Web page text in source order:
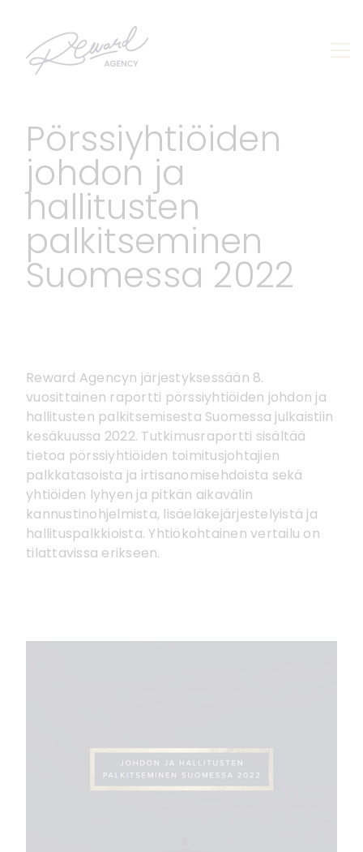
content
Pörssiyhtiöiden
johdon ja
hallitusten
palkitseminen
Suomessa 2022
Reward Agencyn järjestyksessään 8.
vuosittainen raportti pörssiyhtiöiden johdon ja
hallitusten palkitsemisesta Suomessa julkaistiin
kesäkuussa 2022. Tutkimusraportti sisältää
tietoa pörssiyhtiöiden toimitusjohtajien
palkkatasoista ja irtisanomisehdoista sekä
yhtiöiden lyhyen ja pitkän aikavälin
kannustinohjelmista, lisäeläkejärjestelyistä ja
hallituspalkkioista. Yhtiökohtainen vertailu on
tilattavissa erikseen.